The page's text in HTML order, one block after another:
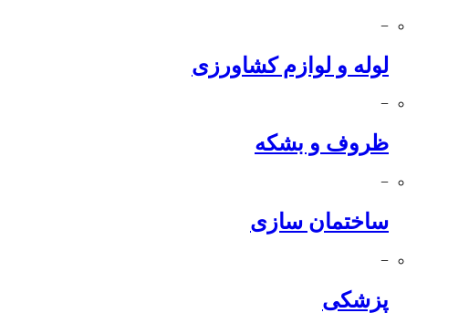
−
لوله و لوازم کشاورزی
−
ظروف و بشکه
−
ساختمان سازی
−
پزشکی